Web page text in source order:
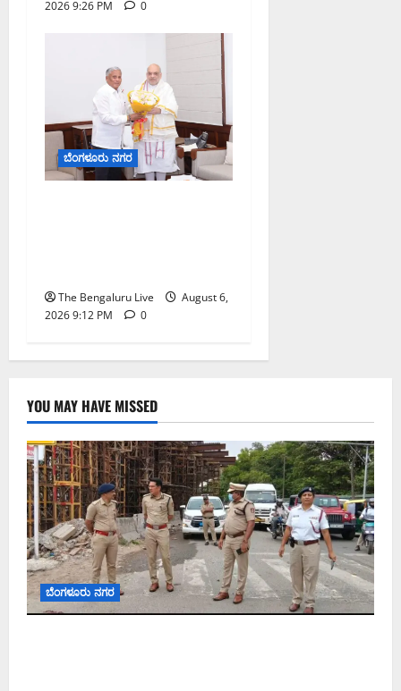
2026 9:26 PM 0
ಬೆಂಗಳೂರು ನಗರ
The Bengaluru Live
August 6,
2026 9:12 PM
0
YOU MAY HAVE MISSED
ಬೆಂಗಳೂರು ನಗರ